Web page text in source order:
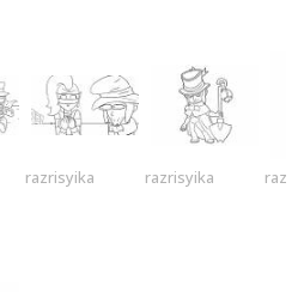
razrisyika razrisyika